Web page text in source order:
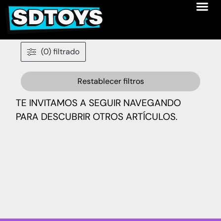
(0) filtrado
Restablecer filtros
TE INVITAMOS A SEGUIR NAVEGANDO
PARA DESCUBRIR OTROS ARTÍCULOS.